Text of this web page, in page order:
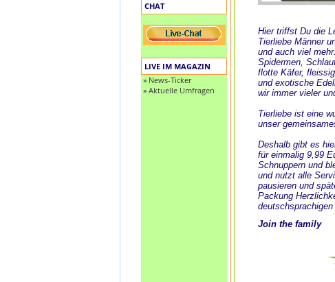
CHAT
LIVE IM MAGAZIN
» News-Ticker
» Aktuelle Umfragen
Hier triffst Du die
Tierliebe Männer
und auch viel
Spidermen,
flotte Käfer,
und exotische
wir immer vieler
Tierliebe ist eine
unser
Deshalb gibt es
für einmalig 9,99
Schnuppern und
und nutzt alle
pausieren und
Packung
Join the family